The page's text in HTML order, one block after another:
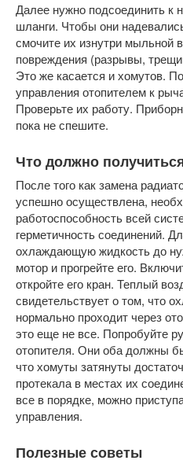
Далее нужно подсоединить к
шланги. Чтобы они
смочите их изнутри мыльной
повреждения (разрывы,
Это же касается и хомутов.
управления отопителем к
Проверьте их работу.
пока не спешите.
Что должно
После того как замена
успешно осуществлена,
работоспособность всей
герметичность соединений.
охлаждающую жидкость до
мотор и прогрейте его.
откройте его кран. Теплый
свидетельствует о том, что
нормально проходит через
это еще не все. Попробуйте
отопителя. Они оба должны
что хомуты затянуты
протекала в местах их
все в порядке, можно
управления.
Полезные советы